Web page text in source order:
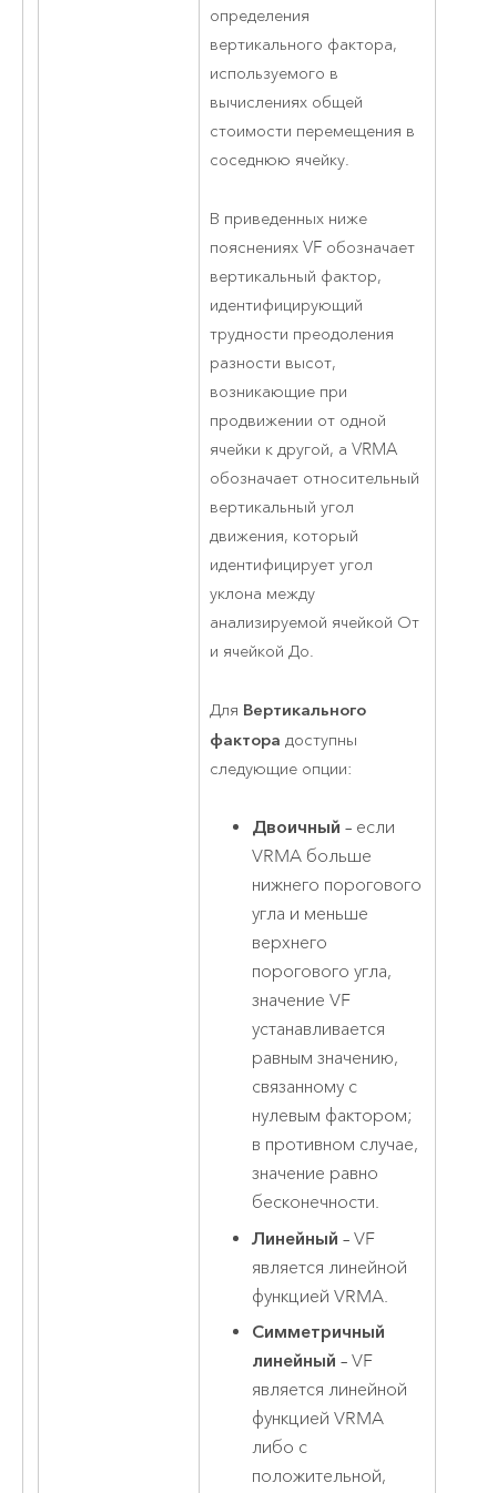
определения
вертикального фактора,
используемого в
вычислениях общей
стоимости перемещения в
соседнюю ячейку.
В приведенных ниже
пояснениях VF обозначает
вертикальный фактор,
идентифицирующий
трудности преодоления
разности высот,
возникающие при
продвижении от одной
ячейки к другой, а VRMA
обозначает относительный
вертикальный угол
движения, который
идентифицирует угол
уклона между
анализируемой ячейкой От
и ячейкой До.
Для Вертикального
фактора доступны
следующие опции:
Двоичный – если
VRMA больше
нижнего порогового
угла и меньше
верхнего
порогового угла,
значение VF
устанавливается
равным значению,
связанному с
нулевым фактором;
в противном случае,
значение равно
бесконечности.
Линейный – VF
является линейной
функцией VRMA.
Симметричный
линейный – VF
является линейной
функцией VRMA
либо с
положительной,